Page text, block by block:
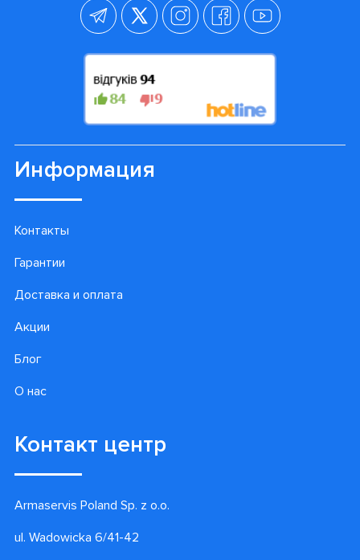
Информация
Контакты
Гарантии
Доставка и оплата
Акции
Блог
О нас
Контакт центр
Armaservis Poland Sp. z o.o.
ul. Wadowicka 6/41-42